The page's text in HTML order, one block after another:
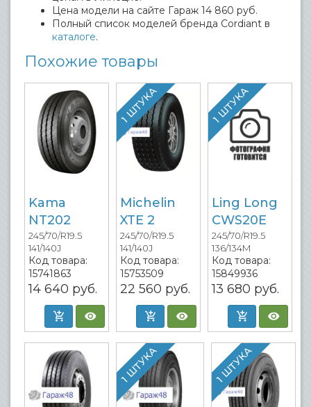
Цена модели на сайте Гараж 14 860 руб.
Полный список моделей бренда Cordiant в
каталоге.
Похожие товары
Kama
NT202
245/70/R19.5
141/140J
Код товара:
15741863
14 640 руб.
1 ШТУКА
Michelin
XTE 2
245/70/R19.5
141/140J
Код товара:
15753509
22 560 руб.
1 ШТУКА
Ling Long
CWS20E
245/70/R19.5
136/134M
Код товара:
15849936
13 680 руб.
1 ШТУКА 1 ШТУКА